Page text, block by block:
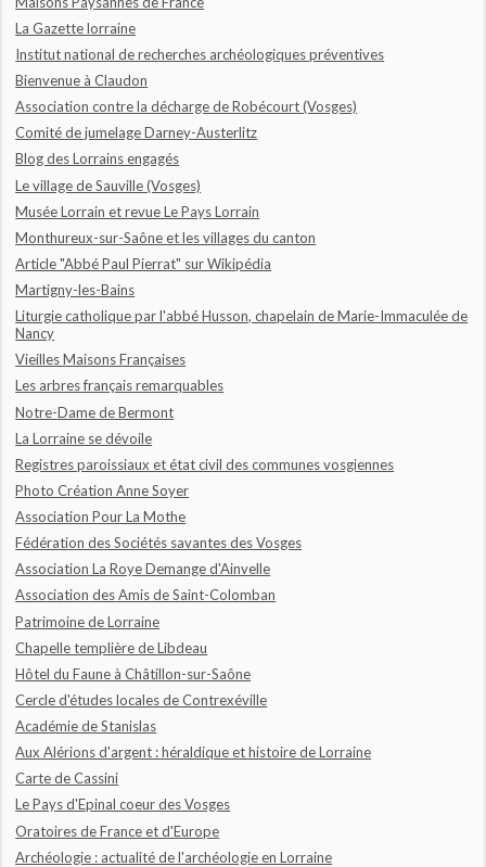
La Gazette lorraine
Institut national de recherches archéologiques préventives
Bienvenue à Claudon
Association contre la décharge de Robécourt (Vosges)
Comité de jumelage Darney-Austerlitz
Blog des Lorrains engagés
Le village de Sauville (Vosges)
Musée Lorrain et revue Le Pays Lorrain
Monthureux-sur-Saône et les villages du canton
Article "Abbé Paul Pierrat" sur Wikipédia
Martigny-les-Bains
Liturgie catholique par l'abbé Husson, chapelain de Marie-Immaculée de
Nancy
Vieilles Maisons Françaises
Les arbres français remarquables
Notre-Dame de Bermont
La Lorraine se dévoile
Registres paroissiaux et état civil des communes vosgiennes
Photo Création Anne Soyer
Association Pour La Mothe
Fédération des Sociétés savantes des Vosges
Association La Roye Demange d'Ainvelle
Association des Amis de Saint-Colomban
Patrimoine de Lorraine
Chapelle templière de Libdeau
Hôtel du Faune à Châtillon-sur-Saône
Cercle d'études locales de Contrexéville
Académie de Stanislas
Aux Alérions d'argent : héraldique et histoire de Lorraine
Carte de Cassini
Le Pays d'Epinal coeur des Vosges
Oratoires de France et d'Europe
Archéologie : actualité de l'archéologie en Lorraine